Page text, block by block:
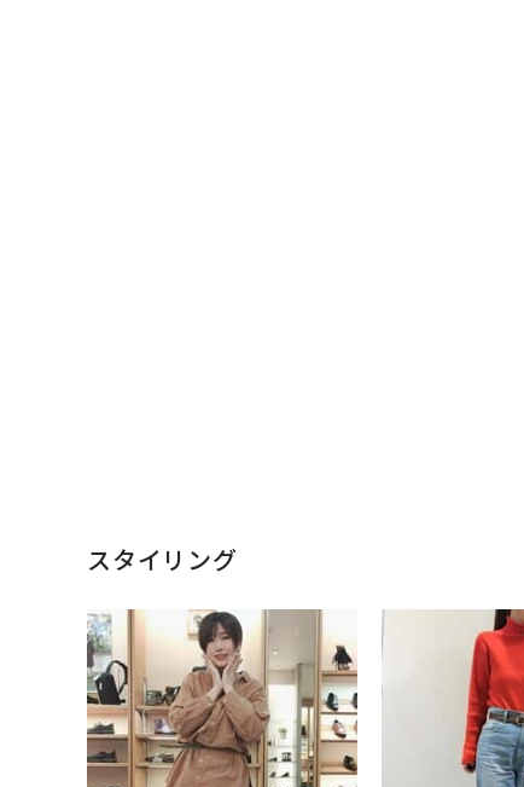
スタイリング